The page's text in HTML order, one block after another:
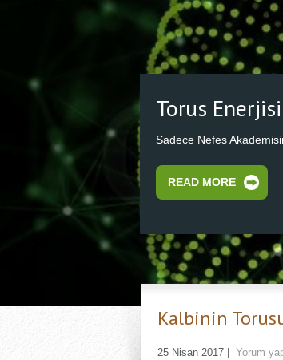
Nefes Al
Nefesini Kalbinden
READ MORE
Kalbinin
25 Nisan 2017 Yorum